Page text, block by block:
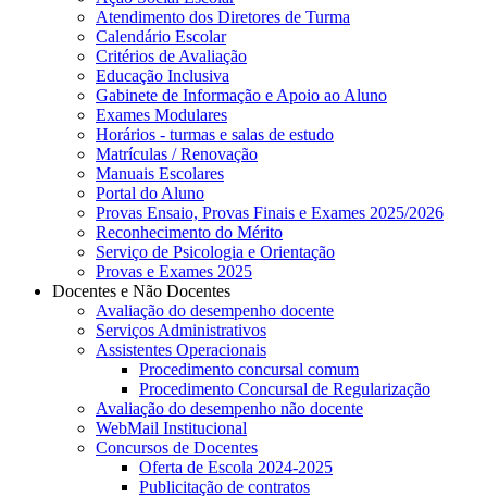
Atendimento dos Diretores de Turma
Calendário Escolar
Critérios de Avaliação
Educação Inclusiva
Gabinete de Informação e Apoio ao Aluno
Exames Modulares
Horários - turmas e salas de estudo
Matrículas / Renovação
Manuais Escolares
Portal do Aluno
Provas Ensaio, Provas Finais e Exames 2025/2026
Reconhecimento do Mérito
Serviço de Psicologia e Orientação
Provas e Exames 2025
Docentes e Não Docentes
Avaliação do desempenho docente
Serviços Administrativos
Assistentes Operacionais
Procedimento concursal comum
Procedimento Concursal de Regularização
Avaliação do desempenho não docente
WebMail Institucional
Concursos de Docentes
Oferta de Escola 2024-2025
Publicitação de contratos